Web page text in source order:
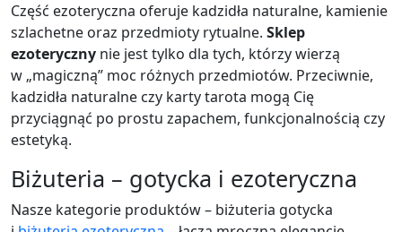
Część ezoteryczna oferuje kadzidła naturalne, kamienie
szlachetne oraz przedmioty rytualne. Sklep
ezoteryczny nie jest tylko dla tych, którzy wierzą
w „magiczną” moc różnych przedmiotów. Przeciwnie,
kadzidła naturalne czy karty tarota mogą Cię
przyciągnąć po prostu zapachem, funkcjonalnością czy
estetyką.
Biżuteria – gotycka i ezoteryczna
Nasze kategorie produktów – biżuteria gotycka